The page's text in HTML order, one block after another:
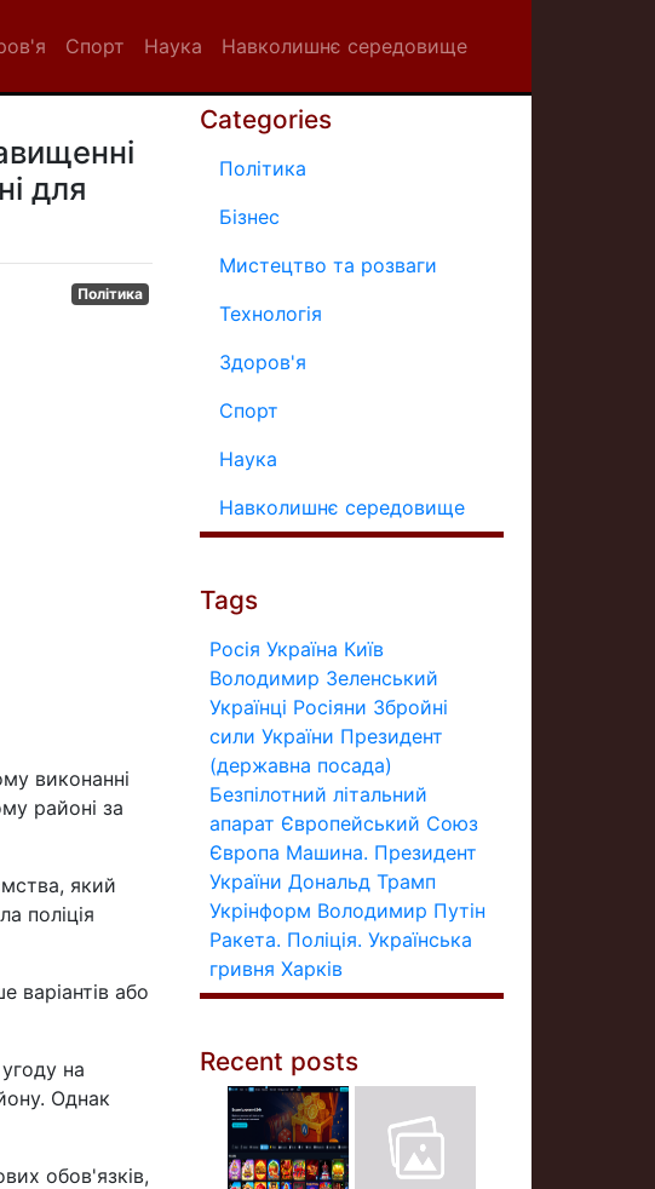
Спорт Наука Навколишнє середовище
для
Політика
виконанні
районі за
який
поліція
варіантів або
на
Однак
обов'язків,
Categories
Політика
Бізнес
Мистецтво та розваги
Технологія
Здоров'я
Спорт
Наука
Навколишнє середовище
Tags
Росія Україна Київ
Володимир Зеленський
Українці Росіяни Збройні
сили України Президент
(державна посада)
Безпілотний літальний
апарат Європейський Союз
Європа Машина. Президент
України Дональд Трамп
Укрінформ Володимир Путін
Ракета. Поліція. Українська
гривня Харків
Recent posts